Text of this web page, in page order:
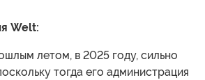
Welt:
летом, в 2025 году, сильно
тогда его администрация